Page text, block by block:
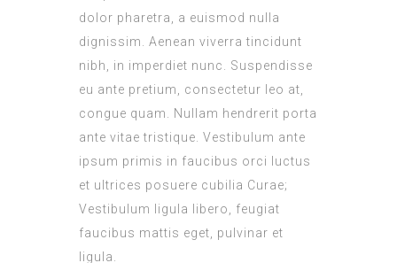
dolor pharetra, a euismod nulla
dignissim. Aenean viverra tincidunt
nibh, in imperdiet nunc. Suspendisse
eu ante pretium, consectetur leo at,
congue quam. Nullam hendrerit porta
ante vitae tristique. Vestibulum ante
ipsum primis in faucibus orci luctus
et ultrices posuere cubilia Curae;
Vestibulum ligula libero, feugiat
faucibus mattis eget, pulvinar et
ligula.